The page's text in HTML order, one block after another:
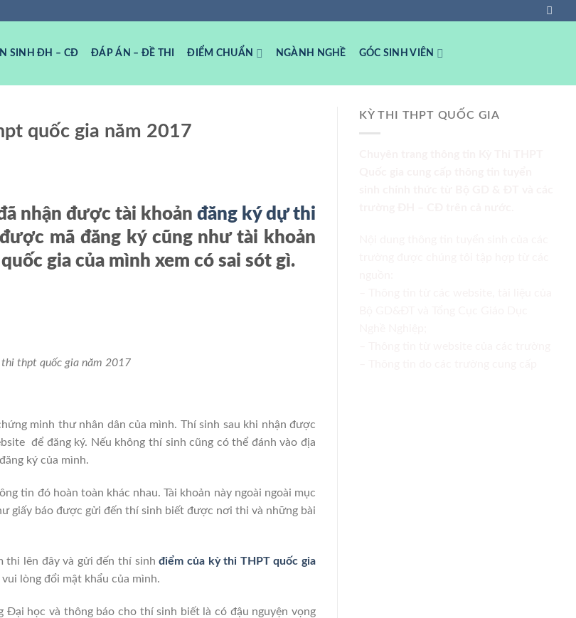
SINH ĐH – CĐ ĐÁP ÁN – ĐỀ THI ĐIỂM CHUẨN NGÀNH NGHỀ GÓC SINH VIÊN
quốc gia năm 2017
nhận được tài khoản đăng ký dự thi
mã đăng ký cũng như tài khoản
gia của mình xem có sai sót gì.
thpt quốc gia năm 2017
minh thư nhân dân của mình. Thí sinh sau khi nhận được
để đăng ký. Nếu không thí sinh cũng có thể đánh vào địa
ký của mình.
tin đó hoàn toàn khác nhau. Tài khoản này ngoài ngoài mục
giấy báo được gửi đến thí sinh biết được nơi thi và những bài
thi lên đây và gửi đến thí sinhđiểm của kỳ thi THPT quốc gia
lòng đổi mật khẩu của mình.
Đại học và thông báo cho thí sinh biết là có đậu nguyện vọng
KỲ THI THPT QUỐC GIA